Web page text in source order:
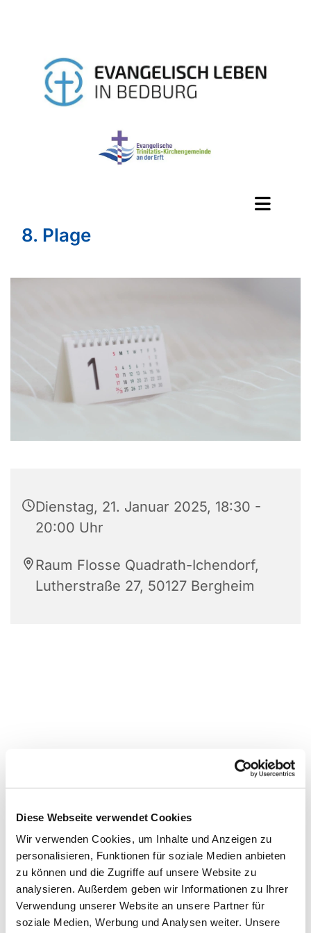
Diese Webseite verwendet Cookies
Wir verwenden Cookies, um Inhalte und Anzeigen zu
personalisieren, Funktionen für soziale Medien anbieten
zu können und die Zugriffe auf unsere Website zu
analysieren. Außerdem geben wir Informationen zu Ihrer
Verwendung unserer Website an unsere Partner für
soziale Medien, Werbung und Analysen weiter. Unsere
8. Plage
Dienstag, 21. Januar 2025, 18:30 -
20:00 Uhr
Raum Flosse Quadrath-Ichendorf,
Lutherstraße 27, 50127 Bergheim